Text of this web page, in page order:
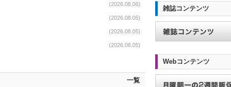
(2026.08.06)
(2026.08.05)
(2026.08.05)
(2026.08.05)
一覧
雑誌コンテンツ
Webコンテンツ